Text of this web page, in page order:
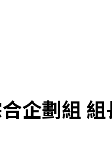
企劃組 組